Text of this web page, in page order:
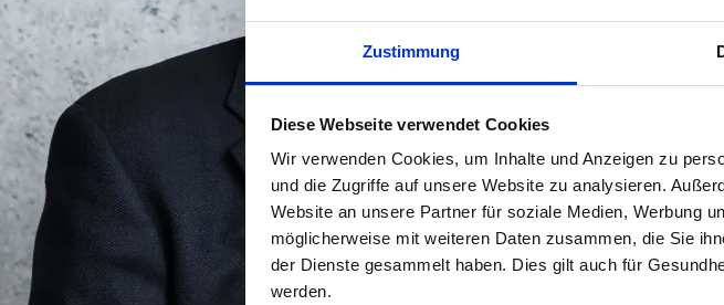
Zustimmung
Diese Webseite verwendet Cookies
Wir verwenden Cookies, um Inhalte und Anzeigen zu
und die Zugriffe auf unsere Website zu analysieren.
Website an unsere Partner für soziale Medien, Werbung
möglicherweise mit weiteren Daten zusammen, die Sie
der Dienste gesammelt haben. Dies gilt auch für
werden.